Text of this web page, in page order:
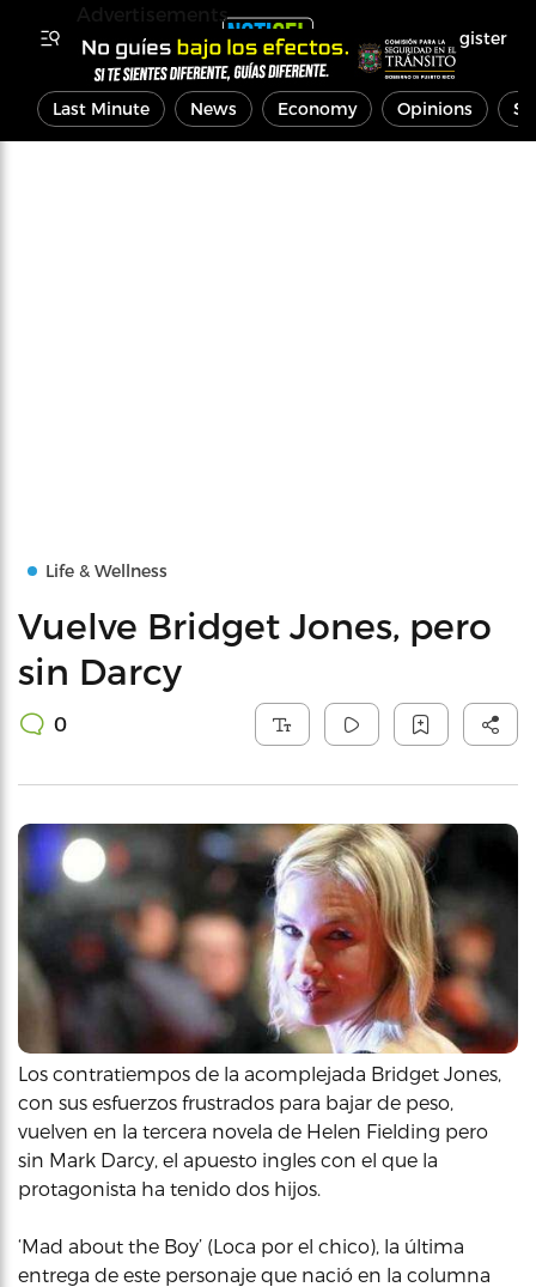
Register
Last Minute News Economy Opinions
Life & Wellness
Vuelve Bridget Jones, pero
sin Darcy
0
Los contratiempos de la acomplejada Bridget Jones,
con sus esfuerzos frustrados para bajar de peso,
vuelven en la tercera novela de Helen Fielding pero
sin Mark Darcy, el apuesto ingles con el que la
protagonista ha tenido dos hijos.
‘Mad about the Boy’ (Loca por el chico), la última
entrega de este personaje que nació en la columna
Advertisements